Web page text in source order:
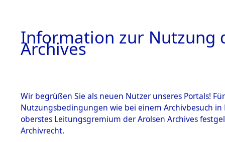
Information zur Nutzung
Archives
Wir begrüßen Sie als neuen Nutzer unseres Portals!
Nutzungsbedingungen wie bei einem Archivbesuch
oberstes Leitungsgremium der Arolsen Archives
Archivrecht.